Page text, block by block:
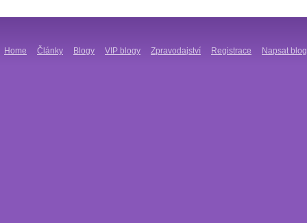
Home Články Blogy VIP blogy Zpravodajství Registrace Napsat blog